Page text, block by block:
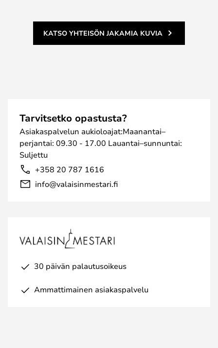
KATSO YHTEISÖN JAKAMIA KUVIA
Tarvitsetko opastusta?
Asiakaspalvelun aukioloajat:Maanantai–
perjantai: 09.30 - 17.00 Lauantai–sunnuntai:
Suljettu
+358 20 787 1616
info@valaisinmestari.fi
30 päivän palautusoikeus
Ammattimainen asiakaspalvelu